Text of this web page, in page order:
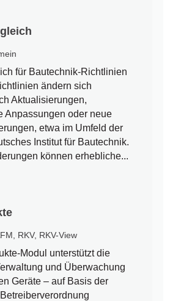
für Bautechnik-Richtlinien
ändern sich
Aktualisierungen,
Anpassungen oder neue
etwa im Umfeld der
Institut für Bautechnik.
können erhebliche...
RKV, RKV-View
Modul unterstützt die
und Überwachung
Geräte – auf Basis der